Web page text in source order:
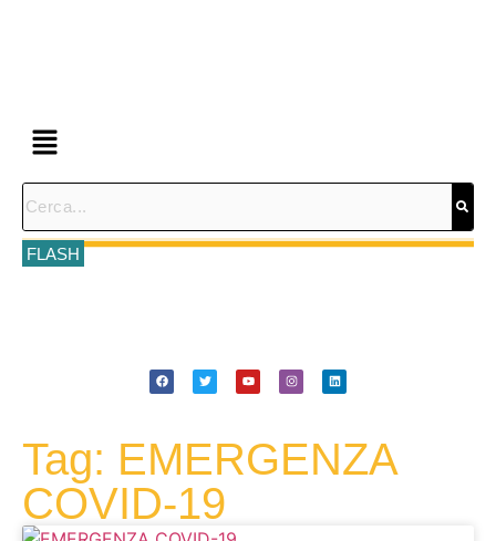
FLASH
Tag: EMERGENZA
COVID-19